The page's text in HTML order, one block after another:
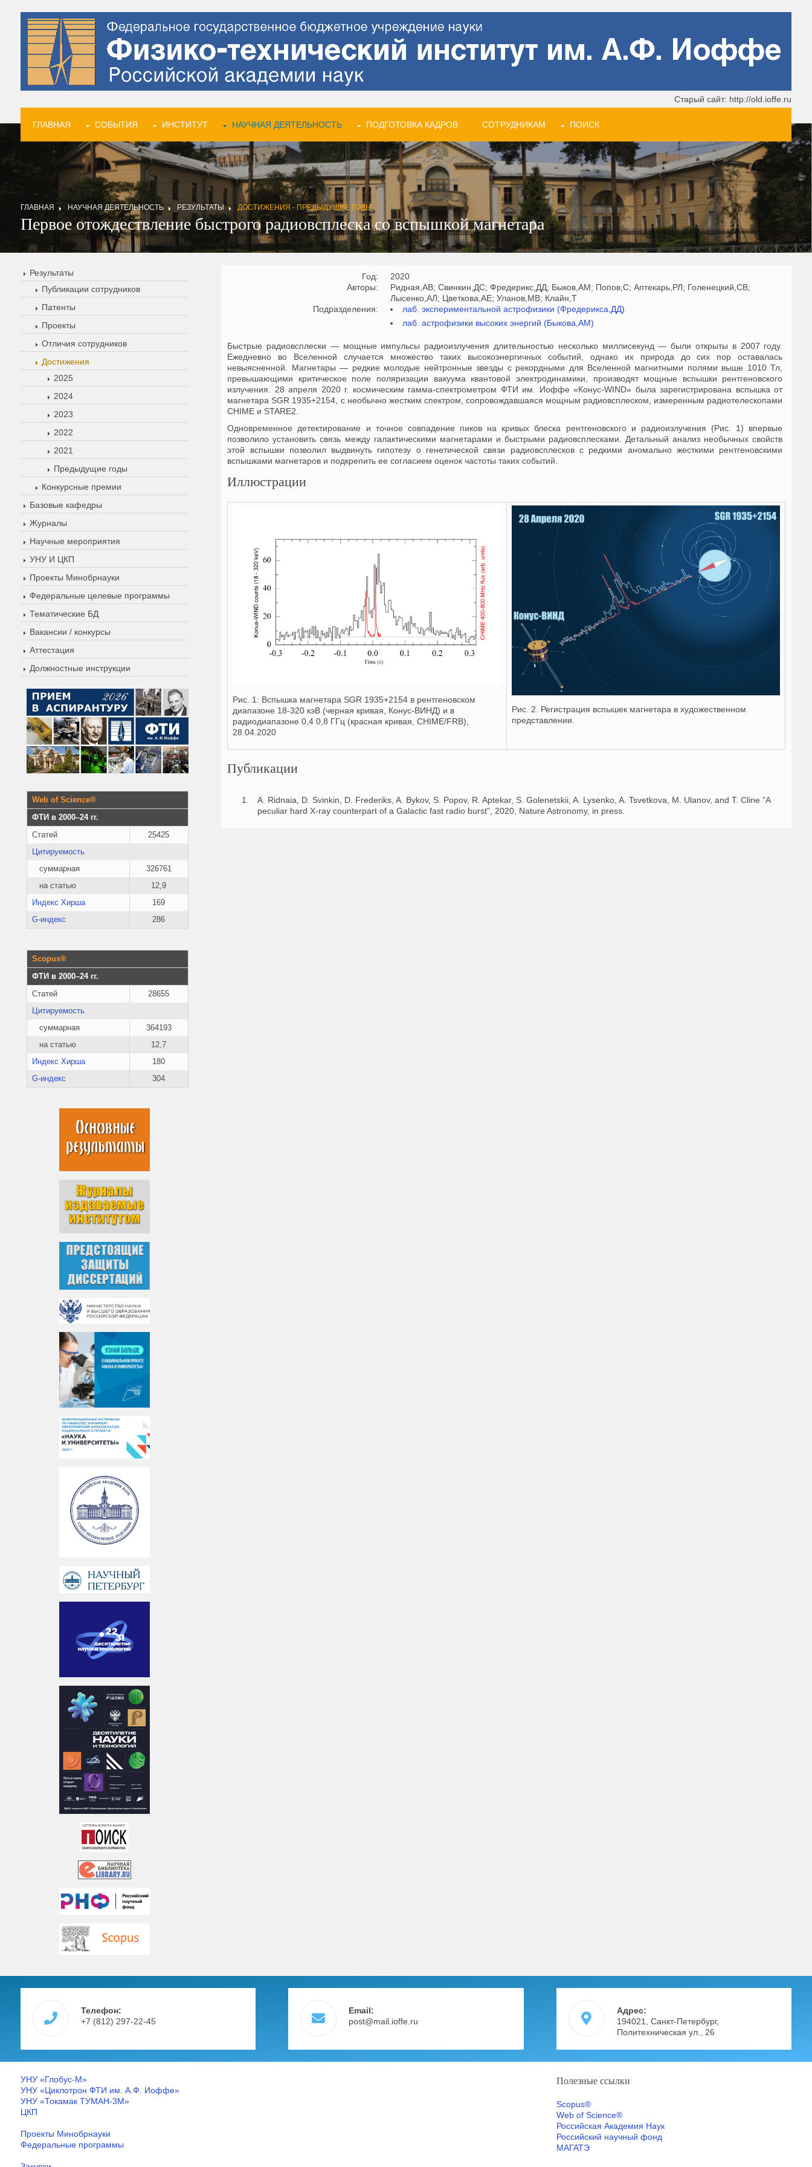
Старый сайт: http://old.ioffe.ru
ГЛАВНАЯ СОБЫТИЯ ИНСТИТУТ НАУЧНАЯ ДЕЯТЕЛЬНОСТЬ ПОДГОТОВКА КАДРОВ СОТРУДНИКАМ ПОИСК
ГЛАВНАЯ НАУЧНАЯ ДЕЯТЕЛЬНОСТЬ РЕЗУЛЬТАТЫ ДОСТИЖЕНИЯ - ПРЕДЫДУЩИЕ ГОДЫ
Первое отождествление быстрого радиовсплеска со вспышкой магнетара
Результаты
Публикации сотрудников
Патенты
Проекты
Отличия сотрудников
Достижения
2025
2024
2023
2022
2021
Предыдущие годы
Конкурсные премии
Базовые кафедры
Журналы
Научные мероприятия
УНУ И ЦКП
Проекты Минобрнауки
Федеральные целевые программы
Тематические БД
Вакансии / конкурсы
Аттестация
Должностные инструкции
Web of Science®
ФТИ в 2000–24 гг.
Статей
25425
Цитируемость
суммарная
326761
на статью
12,9
Индекс Хирша
169
G-индекс
286
Scopus®
ФТИ в 2000–24 гг.
Статей
28655
Цитируемость
суммарная
364193
на статью
12,7
Индекс Хирша
180
G-индекс
304
Год:
2020
Авторы:
Ридная,АВ; Свинкин,ДС; Фредерикс,ДД; Быков,АМ; Попов,С; Аптекарь,РЛ; Голенецкий,СВ;
Лысенко,АЛ; Цветкова,АЕ; Уланов,МВ; Клайн,Т
Подразделения:
лаб. экспериментальной астрофизики (Фредерикса,ДД)
лаб. астрофизики высоких энергий (Быкова,АМ)
Быстрые радиовсплески — мощные импульсы радиоизлучения длительностью несколько миллисекунд — были открыты в 2007 году.
Ежедневно во Вселенной случается множество таких высокоэнергичных событий, однако их природа до сих пор оставалась
невыясненной. Магнетары — редкие молодые нейтронные звезды с рекордными для Вселенной магнитными полями выше 1010 Тл,
превышающими критическое поле поляризации вакуума квантовой электродинамики, производят мощные вспышки рентгеновского
излучения. 28 апреля 2020 г. космическим гамма-спектрометром ФТИ им. Иоффе «Конус-WIND» была зарегистрирована вспышка от
магнетара SGR 1935+2154, с необычно жестким спектром, сопровождавшаяся мощным радиовсплеском, измеренным радиотелескопами
CHIME и STARE2.
Одновременное детектирование и точное совпадение пиков на кривых блеска рентгеновского и радиоизлучения (Рис. 1) впервые
позволило установить связь между галактическими магнетарами и быстрыми радиовсплесками. Детальный анализ необычных свойств
этой вспышки позволил выдвинуть гипотезу о генетической связи радиовсплесков с редкими аномально жесткими рентгеновскими
вспышками магнетаров и подкрепить ее согласием оценок частоты таких событий.
Иллюстрации
Рис. 1: Вспышка магнетара SGR 1935+2154 в рентгеновском
диапазоне 18-320 кэВ (черная кривая, Конус-ВИНД) и в
радиодиапазоне 0,4 0,8 ГГц (красная кривая, CHIME/FRB),
28.04.2020
Рис. 2. Регистрация вспышек магнетара в художественном
представлении.
Публикации
A. Ridnaia, D. Svinkin, D. Frederiks, A. Bykov, S. Popov, R. Aptekar, S. Golenetskii, A. Lysenko, A. Tsvetkova, M. Ulanov, and T. Cline "A
peculiar hard X-ray counterpart of a Galactic fast radio burst", 2020, Nature Astronomy, in press.
Телефон:
+7 (812) 297-22-45
Email:
post@mail.ioffe.ru
Адрес:
194021, Санкт-Петербург,
Политехническая ул., 26
УНУ «Глобус-М»
УНУ «Циклотрон ФТИ им. А.Ф. Иоффе»
УНУ «Токамак ТУМАН-3М»
ЦКП
Проекты Минобрнауки
Федеральные программы
Полезные ссылки
Scopus®
Web of Science®
Российская Академия Наук
Российский научный фонд
МАГАТЭ